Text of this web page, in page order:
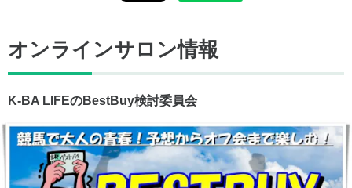
オンラインサロン情報
K-BA LIFEのBestBuy検討委員会